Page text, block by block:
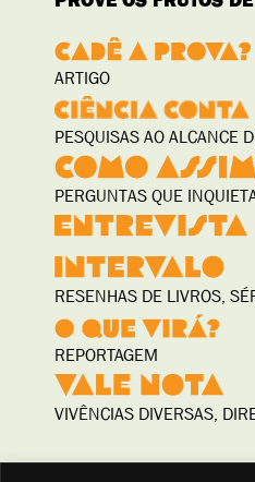
ARTIGO
PESQUISAS AO ALCANCE
PERGUNTAS QUE
RESENHAS DE LIVROS,
REPORTAGEM
VIVÊNCIAS DIVERSAS,